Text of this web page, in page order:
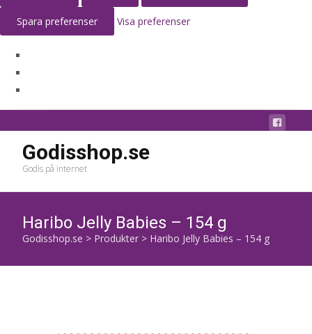
Spara preferenser Visa preferenser
Godisshop.se
Godis på internet
Haribo Jelly Babies – 154 g
Godisshop.se > Produkter > Haribo Jelly Babies – 154 g